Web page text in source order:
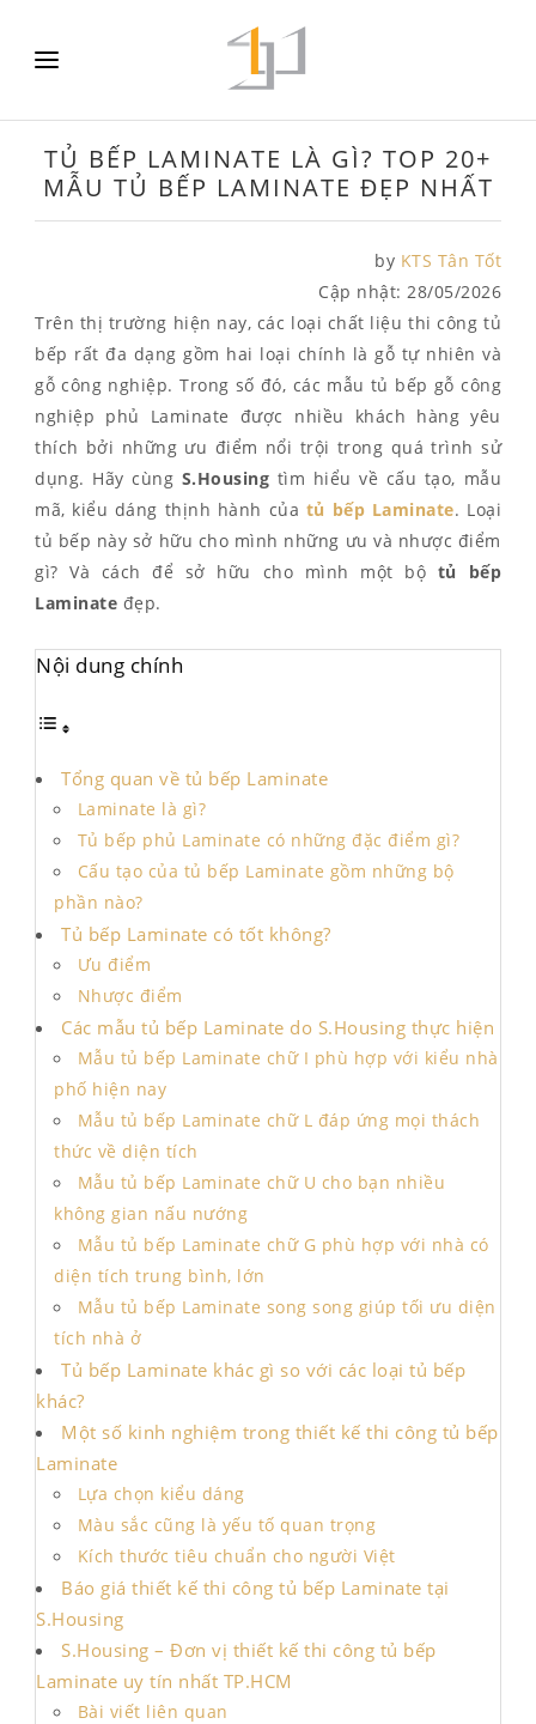
TỦ BẾP LAMINATE LÀ GÌ? TOP 20+
MẪU TỦ BẾP LAMINATE ĐẸP NHẤT
by KTS Tân Tốt
Cập nhật: 28/05/2026
Trên thị trường hiện nay, các loại chất liệu thi công tủ
bếp rất đa dạng gồm hai loại chính là gỗ tự nhiên và
gỗ công nghiệp. Trong số đó, các mẫu tủ bếp gỗ công
nghiệp phủ Laminate được nhiều khách hàng yêu
thích bởi những ưu điểm nổi trội trong quá trình sử
dụng. Hãy cùng S.Housing tìm hiểu về cấu tạo, mẫu
mã, kiểu dáng thịnh hành của tủ bếp Laminate. Loại
tủ bếp này sở hữu cho mình những ưu và nhược điểm
gì? Và cách để sở hữu cho mình một bộ tủ bếp
Laminate đẹp.
Nội dung chính
Tổng quan về tủ bếp Laminate
Laminate là gì?
Tủ bếp phủ Laminate có những đặc điểm gì?
Cấu tạo của tủ bếp Laminate gồm những bộ
phần nào?
Tủ bếp Laminate có tốt không?
Ưu điểm
Nhược điểm
Các mẫu tủ bếp Laminate do S.Housing thực hiện
Mẫu tủ bếp Laminate chữ I phù hợp với kiểu nhà
phố hiện nay
Mẫu tủ bếp Laminate chữ L đáp ứng mọi thách
thức về diện tích
Mẫu tủ bếp Laminate chữ U cho bạn nhiều
không gian nấu nướng
Mẫu tủ bếp Laminate chữ G phù hợp với nhà có
diện tích trung bình, lớn
Mẫu tủ bếp Laminate song song giúp tối ưu diện
tích nhà ở
Tủ bếp Laminate khác gì so với các loại tủ bếp
khác?
Một số kinh nghiệm trong thiết kế thi công tủ bếp
Laminate
Lựa chọn kiểu dáng
Màu sắc cũng là yếu tố quan trọng
Kích thước tiêu chuẩn cho người Việt
Báo giá thiết kế thi công tủ bếp Laminate tại
S.Housing
S.Housing – Đơn vị thiết kế thi công tủ bếp
Laminate uy tín nhất TP.HCM
Bài viết liên quan